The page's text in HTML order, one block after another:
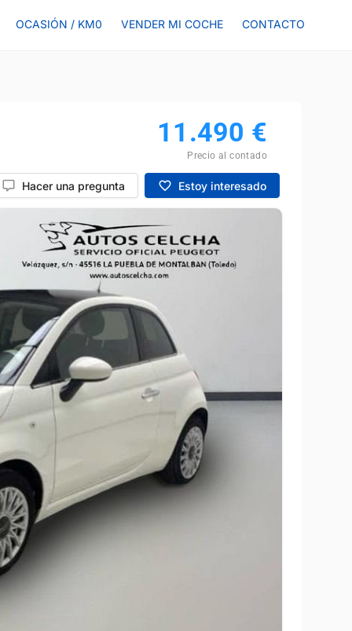
OCASIÓN / KM0 VENDER MI COCHE CONTACTO
11.490 €
Precio al contado
Hacer una pregunta Estoy interesado